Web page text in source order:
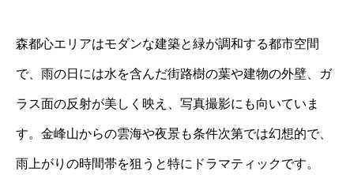
森都心エリアはモダンな建築と緑が調和する都市空間
で、雨の日には水を含んだ街路樹の葉や建物の外壁、ガ
ラス面の反射が美しく映え、写真撮影にも向いていま
す。金峰山からの雲海や夜景も条件次第では幻想的で、
雨上がりの時間帯を狙うと特にドラマティックです。